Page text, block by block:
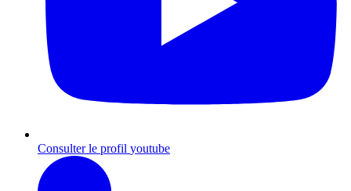
Consulter le profil youtube